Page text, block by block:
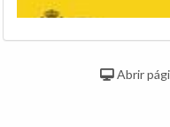
Abrir